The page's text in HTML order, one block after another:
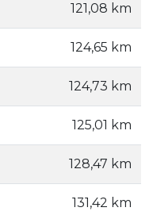
121,08 km
124,65 km
124,73 km
125,01 km
128,47 km
131,42 km